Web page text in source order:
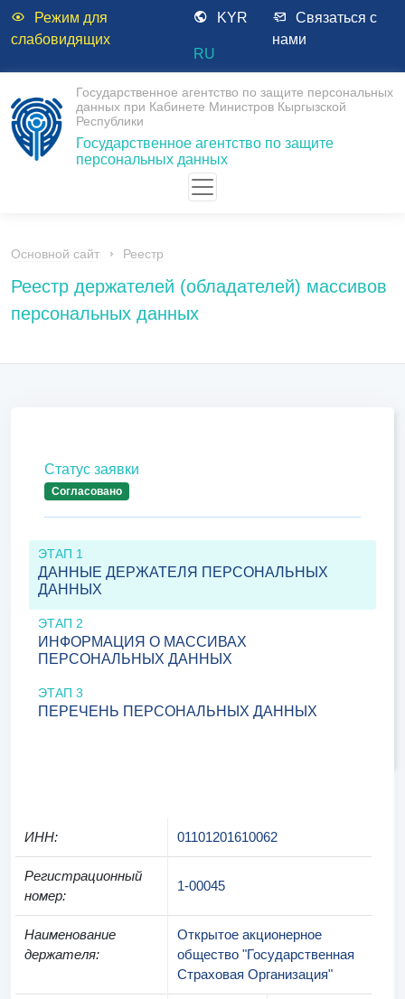
Режим для
слабовидящих
KYR
RU
Связаться с
нами
Государственное агентство по защите персональных
данных при Кабинете Министров Кыргызской
Республики
Государственное агентство по защите
персональных данных
Основной сайт Реестр
Реестр держателей (обладателей) массивов
персональных данных
Статус заявки
Согласовано
ЭТАП 1
ДАННЫЕ ДЕРЖАТЕЛЯ ПЕРСОНАЛЬНЫХ
ДАННЫХ
ЭТАП 2
ИНФОРМАЦИЯ О МАССИВАХ
ПЕРСОНАЛЬНЫХ ДАННЫХ
ЭТАП 3
ПЕРЕЧЕНЬ ПЕРСОНАЛЬНЫХ ДАННЫХ
ИНН: 01101201610062
Регистрационный
номер:
1-00045
Наименование
держателя:
Открытое акционерное
общество "Государственная
Страховая Организация"